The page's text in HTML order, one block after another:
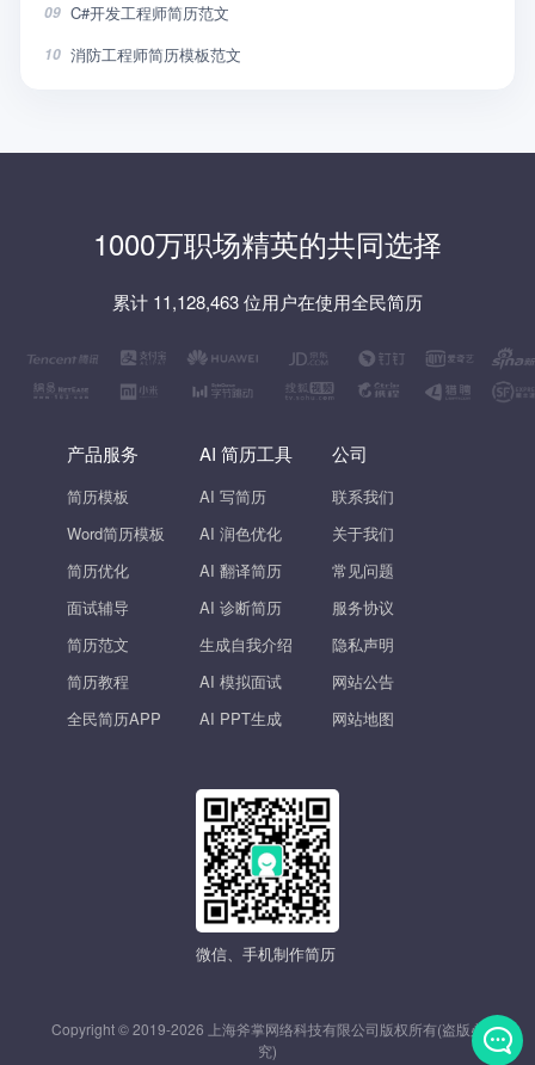
09 C#开发工程师简历范文
10 消防工程师简历模板范文
1000万职场精英的共同选择
累计 11,128,463 位用户在使用全民简历
产品服务
简历模板
Word简历模板
简历优化
面试辅导
简历范文
简历教程
全民简历APP
AI 简历工具
AI 写简历
AI 润色优化
AI 翻译简历
AI 诊断简历
生成自我介绍
AI 模拟面试
AI PPT生成
公司
联系我们
关于我们
常见问题
服务协议
隐私声明
网站公告
网站地图
微信、手机制作简历
Copyright © 2019-2026 上海斧掌网络科技有限公司版权所有(盗版必
究)